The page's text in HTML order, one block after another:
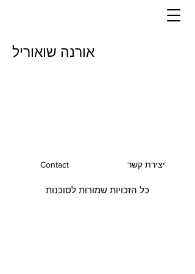
אורנה שואוריל
Contact יצירת קשר
כל הזכויות שמורות לסוכנות